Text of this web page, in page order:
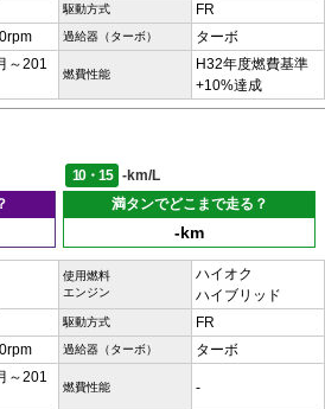
駆動方式 FR
過給器（ターボ） ターボ
～201
燃費性能
H32年度燃費基準
+10%達成
10・15
-km/L
満タンでどこまで走る？
-km
使用燃料
エンジン
ハイオク
ハイブリッド
駆動方式 FR
過給器（ターボ） ターボ
～201
燃費性能 -